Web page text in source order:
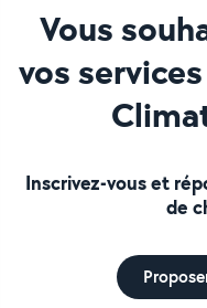
Vous
vos
Inscrivez-vous et
de